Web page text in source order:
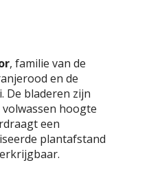
, familie van de
en de
De bladeren zijn
hoogte
een
plantafstand